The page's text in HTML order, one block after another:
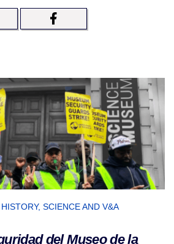
SCIENCE AND V&A
del Museo de la